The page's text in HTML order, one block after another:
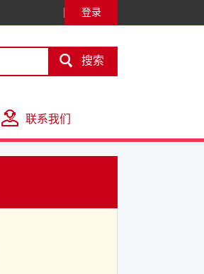
登录
 搜索
联系我们